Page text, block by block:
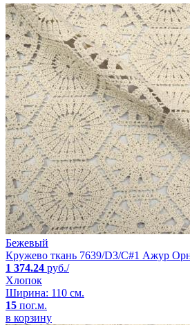
Бежевый
Кружево ткань 7639/D3/C#1 Ажур
1 374.24 руб./
Хлопок
Ширина: 110 см.
15 пог.м.
в корзину